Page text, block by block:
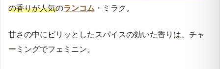
の香りが人気のランコム ・ミラク。
甘さの中にピリッとしたスパイスの効いた香りは、チャ
ーミングでフェミニン。